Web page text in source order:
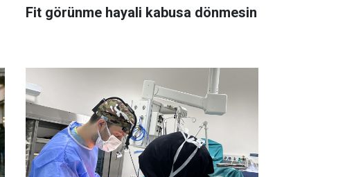
Fit görünme hayali kabusa dönmesin